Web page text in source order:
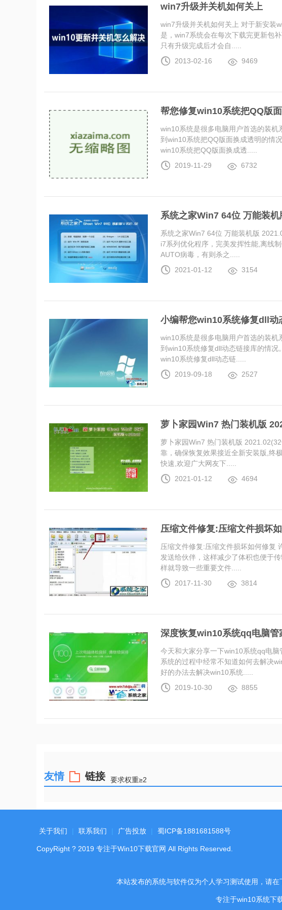
win7升级并关机如何关上
win7升级并关机如何关上 对于新安装
是，win7系统会在每次下载完更新包
只有升级完成后才会自.....
2013-02-16
9469
帮您修复win10系统把QQ版
win10系统是很多电脑用户首选的装
到win10系统把QQ版面换成透明的情
win10系统把QQ版面换成透.....
2019-11-29
6732
系统之家Win7 64位 万能装机
系统之家Win7 64位 万能装机版
i7系列优化程序，完美发挥性能,离线
AUTO病毒，有则杀之.....
2021-01-12
3154
小编帮您win10系统修复dll动
win10系统是很多电脑用户首选的装
到win10系统修复dll动态链接库的情
win10系统修复dll动态链.....
2019-09-18
2527
萝卜家园Win7 热门装机版
萝卜家园Win7 热门装机版
靠，确保恢复效果接近全新安装版,终
快速,欢迎广大网友下.....
2021-01-12
4694
压缩文件修复:压缩文件损坏
压缩文件修复:压缩文件损坏如何修复
发送给伙伴，这样减少了体积也便于
样就导致一些重要文件.....
2017-11-30
3814
深度恢复win10系统qq电脑管
今天和大家分享一下win10系统qq电
系统的过程中经常不知道如何去解决
好的办法去解决win10系统.....
2019-10-30
8855
友情 链接 要求权重≥2
关于我们 联系我们 广告投放 蜀ICP备1881681588号
CopyRight ? 2019 专注于Win10下载官网 All Rights Reserved.
本站发布的系统与软件仅为个人学习测试使用，请
专注于win10系统下